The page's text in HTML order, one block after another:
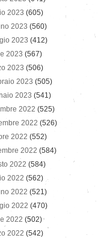
2023 (605)
2023 (560)
2023 (412)
2023 (567)
2023 (506)
2023 (505)
2023 (541)
2022 (525)
2022 (526)
2022 (552)
2022 (584)
2022 (584)
2022 (562)
2022 (521)
2022 (470)
2022 (502)
2022 (542)